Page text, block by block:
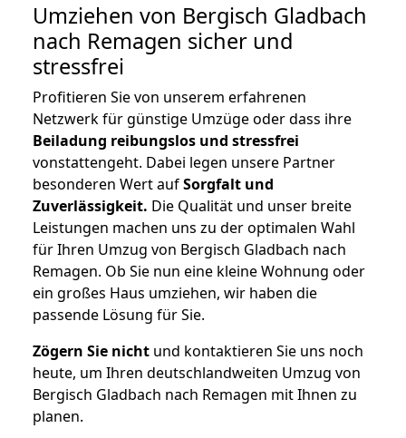
Umziehen von Bergisch Gladbach
nach Remagen sicher und
stressfrei
Profitieren Sie von unserem erfahrenen
Netzwerk für günstige Umzüge oder dass ihre
Beiladung reibungslos und stressfrei
vonstattengeht. Dabei legen unsere Partner
besonderen Wert aufSorgfalt und
Zuverlässigkeit. Die Qualität und unser breite
Leistungen machen uns zu der optimalen Wahl
für Ihren Umzug von Bergisch Gladbach nach
Remagen. Ob Sie nun eine kleine Wohnung oder
ein großes Haus umziehen, wir haben die
passende Lösung für Sie.
Zögern Sie nicht und kontaktieren Sie uns noch
heute, um Ihren deutschlandweiten Umzug von
Bergisch Gladbach nach Remagen mit Ihnen zu
planen.